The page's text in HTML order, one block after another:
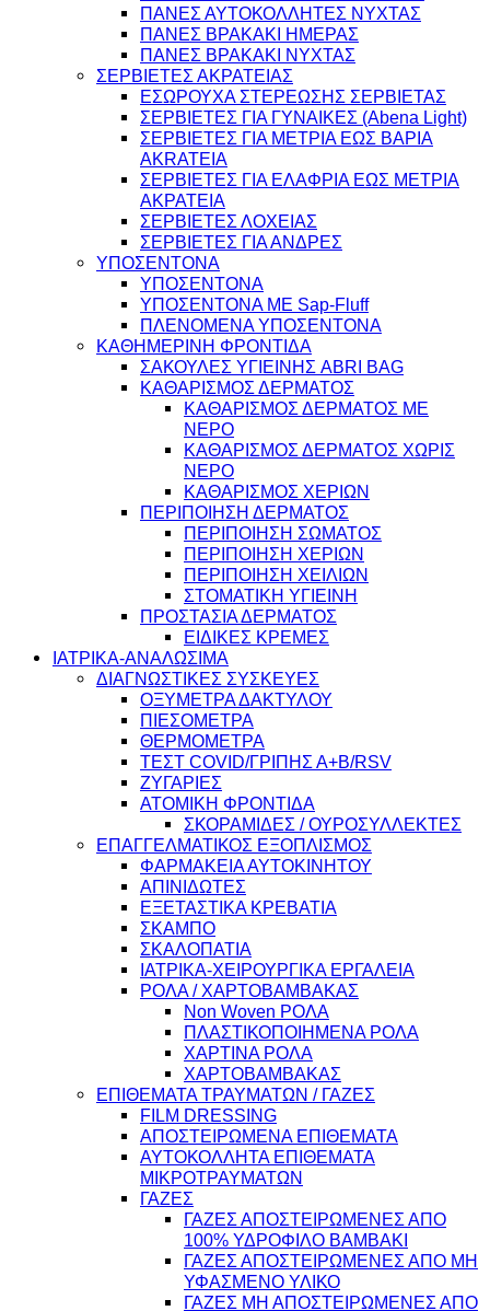
ΠΑΝΕΣ ΑΥΤΟΚΟΛΛΗΤΕΣ ΝΥΧΤΑΣ
ΠΑΝΕΣ ΒΡΑΚΑΚΙ ΗΜΕΡΑΣ
ΠΑΝΕΣ ΒΡΑΚΑΚΙ ΝΥΧΤΑΣ
ΣΕΡΒΙΕΤΕΣ ΑΚΡΑΤΕΙΑΣ
ΕΣΩΡΟΥΧΑ ΣΤΕΡΕΩΣΗΣ ΣΕΡΒΙΕΤΑΣ
ΣΕΡΒΙΕΤΕΣ ΓΙΑ ΓΥΝΑΙΚΕΣ (Abena Light)
ΣΕΡΒΙΕΤΕΣ ΓΙΑ ΜΕΤΡΙΑ ΕΩΣ ΒΑΡΙΑ
AKRATEIA
ΣΕΡΒΙΕΤΕΣ ΓΙΑ ΕΛΑΦΡΙΑ ΕΩΣ ΜΕΤΡΙΑ
ΑΚΡΑΤΕΙΑ
ΣΕΡΒΙΕΤΕΣ ΛΟΧΕΙΑΣ
ΣΕΡΒΙΕΤΕΣ ΓΙΑ ΑΝΔΡΕΣ
ΥΠΟΣΕΝΤΟΝΑ
ΥΠΟΣΕΝΤΟΝΑ
ΥΠΟΣΕΝΤΟΝΑ ΜΕ Sap-Fluff
ΠΛΕΝΟΜΕΝΑ ΥΠΟΣΕΝΤΟΝΑ
ΚΑΘΗΜΕΡΙΝΗ ΦΡΟΝΤΙΔΑ
ΣΑΚΟΥΛΕΣ ΥΓΙΕΙΝΗΣ ABRI BAG
ΚΑΘΑΡΙΣΜΟΣ ΔΕΡΜΑΤΟΣ
ΚΑΘΑΡΙΣΜΟΣ ΔΕΡΜΑΤΟΣ ΜΕ
ΝΕΡΟ
ΚΑΘΑΡΙΣΜΟΣ ΔΕΡΜΑΤΟΣ ΧΩΡΙΣ
ΝΕΡΟ
ΚΑΘΑΡΙΣΜΟΣ ΧΕΡΙΩΝ
ΠΕΡΙΠΟΙΗΣΗ ΔΕΡΜΑΤΟΣ
ΠΕΡΙΠΟΙΗΣΗ ΣΩΜΑΤΟΣ
ΠΕΡΙΠΟΙΗΣΗ ΧΕΡΙΩΝ
ΠΕΡΙΠΟΙΗΣΗ ΧΕΙΛΙΩΝ
ΣΤΟΜΑΤΙΚΗ ΥΓΙΕΙΝΗ
ΠΡΟΣΤΑΣΙΑ ΔΕΡΜΑΤΟΣ
ΕΙΔΙΚΕΣ ΚΡΕΜΕΣ
ΙΑΤΡΙΚΑ-ΑΝΑΛΩΣΙΜΑ
ΔΙΑΓΝΩΣΤΙΚΕΣ ΣΥΣΚΕΥΕΣ
ΟΞΥΜΕΤΡΑ ΔΑΚΤΥΛΟΥ
ΠΙΕΣΟΜΕΤΡΑ
ΘΕΡΜΟΜΕΤΡΑ
ΤΕΣΤ COVID/ΓΡΙΠΗΣ Α+Β/RSV
ΖΥΓΑΡΙΕΣ
ΑΤΟΜΙΚΗ ΦΡΟΝΤΙΔΑ
ΣΚΟΡΑΜΙΔΕΣ / ΟΥΡΟΣΥΛΛΕΚΤΕΣ
ΕΠΑΓΓΕΛΜΑΤΙΚΟΣ ΕΞΟΠΛΙΣΜΟΣ
ΦΑΡΜΑΚΕΙΑ ΑΥΤΟΚΙΝΗΤΟΥ
ΑΠΙΝΙΔΩΤΕΣ
ΕΞΕΤΑΣΤΙΚΑ ΚΡΕΒΑΤΙΑ
ΣΚΑΜΠΟ
ΣΚΑΛΟΠΑΤΙΑ
ΙΑΤΡΙΚΑ-ΧΕΙΡΟΥΡΓΙΚΑ ΕΡΓΑΛΕΙΑ
ΡΟΛΑ / ΧΑΡΤΟΒΑΜΒΑΚΑΣ
Non Woven ΡΟΛΑ
ΠΛΑΣΤΙΚΟΠΟΙΗΜΕΝΑ ΡΟΛΑ
ΧΑΡΤΙΝΑ ΡΟΛΑ
ΧΑΡΤΟΒΑΜΒΑΚΑΣ
ΕΠΙΘΕΜΑΤΑ ΤΡΑΥΜΑΤΩΝ / ΓΑΖΕΣ
FILM DRESSING
ΑΠΟΣΤΕΙΡΩΜΕΝΑ ΕΠΙΘΕΜΑΤΑ
ΑΥΤΟΚΟΛΛΗΤΑ ΕΠΙΘΕΜΑΤΑ
ΜΙΚΡΟΤΡΑΥΜΑΤΩΝ
ΓΑΖΕΣ
ΓΑΖΕΣ ΑΠΟΣΤΕΙΡΩΜΕΝΕΣ ΑΠΟ
100% ΥΔΡΟΦΙΛΟ ΒΑΜΒΑΚΙ
ΓΑΖΕΣ ΑΠΟΣΤΕΙΡΩΜΕΝΕΣ ΑΠΟ ΜΗ
ΥΦΑΣΜΕΝΟ ΥΛΙΚΟ
ΓΑΖΕΣ ΜΗ ΑΠΟΣΤΕΙΡΩΜΕΝΕΣ ΑΠΟ